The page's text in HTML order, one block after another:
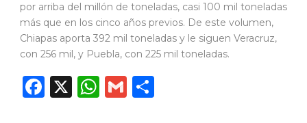
por arriba del millón de toneladas, casi 100 mil toneladas
más que en los cinco años previos. De este volumen,
Chiapas aporta 392 mil toneladas y le siguen Veracruz,
con 256 mil, y Puebla, con 225 mil toneladas.
Facebook
X WhatsApp
Gmail